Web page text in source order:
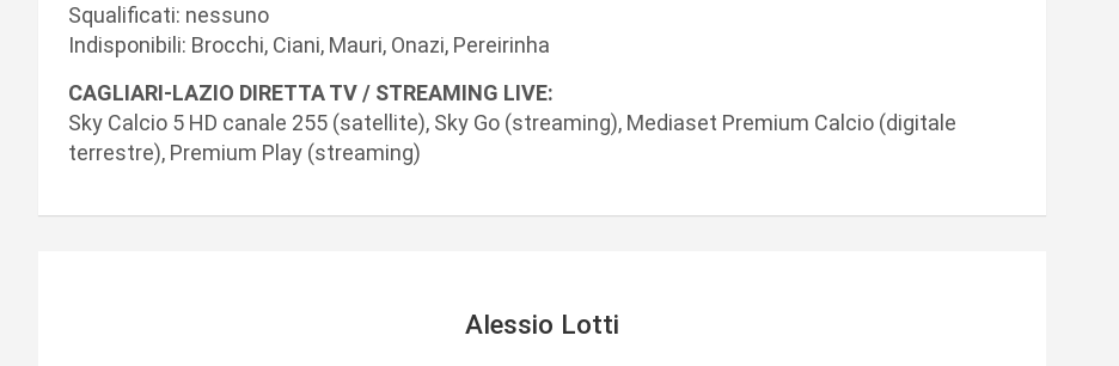
Squalificati: nessuno
Indisponibili: Brocchi, Ciani, Mauri, Onazi, Pereirinha
CAGLIARI-LAZIO DIRETTA TV / STREAMING LIVE:
Sky Calcio 5 HD canale 255 (satellite), Sky Go (streaming), Mediaset Premium Calcio (digitale
terrestre), Premium Play (streaming)
Alessio Lotti